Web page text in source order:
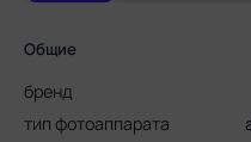
Общие
бренд
тип фотоаппарата